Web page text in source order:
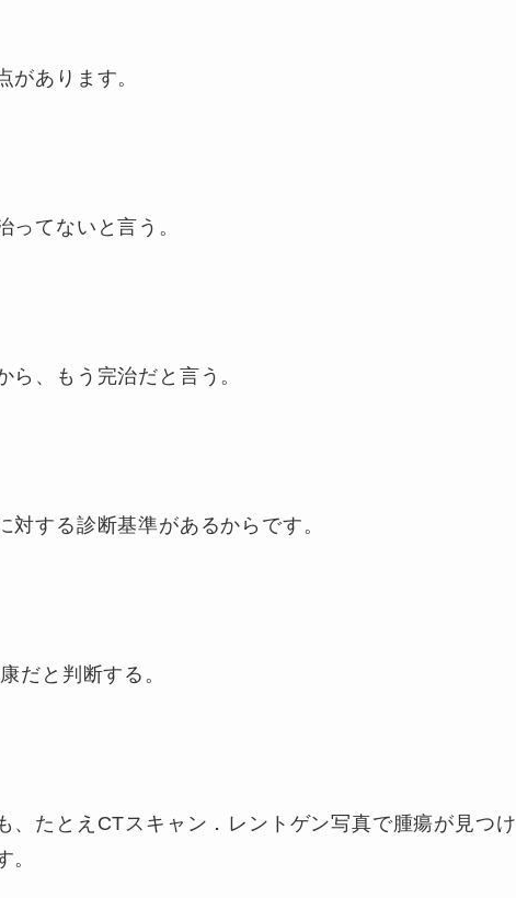
があります。
てないと言う。
、もう完治だと言う。
する診断基準があるからです。
だと判断する。
、たとえCTスキャン．レントゲン写真で腫瘍が見つけ
。